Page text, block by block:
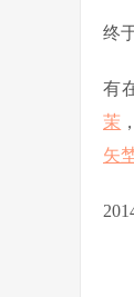
终
有
茉
矢